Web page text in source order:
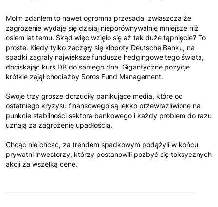
Moim zdaniem to nawet ogromna przesada, zwłaszcza że
zagrożenie wydaje się dzisiaj nieporównywalnie mniejsze niż
osiem lat temu. Skąd więc wzięło się aż tak duże tąpnięcie? To
proste. Kiedy tylko zaczęły się kłopoty Deutsche Banku, na
spadki zagrały największe fundusze hedgingowe tego świata,
dociskając kurs DB do samego dna. Gigantyczne pozycje
krótkie zajął chociażby Soros Fund Management.
Swoje trzy grosze dorzuciły panikujące media, które od
ostatniego kryzysu finansowego są lekko przewrażliwione na
punkcie stabilności sektora bankowego i każdy problem do razu
uznają za zagrożenie upadłością.
Chcąc nie chcąc, za trendem spadkowym podążyli w końcu
prywatni inwestorzy, którzy postanowili pozbyć się toksycznych
akcji za wszelką cenę.